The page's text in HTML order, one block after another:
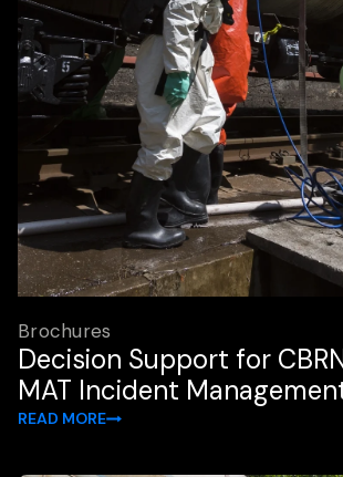
Brochures
Decision Support for
MAT Incident
READ MORE